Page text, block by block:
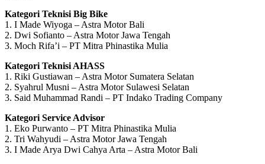
Kategori Teknisi Big Bike
1. I Made Wiyoga – Astra Motor Bali
2. Dwi Sofianto – Astra Motor Jawa Tengah
3. Moch Rifa’i – PT Mitra Phinastika Mulia
Kategori Teknisi AHASS
1. Riki Gustiawan – Astra Motor Sumatera Selatan
2. Syahrul Musni – Astra Motor Sulawesi Selatan
3. Said Muhammad Randi – PT Indako Trading Company
Kategori Service Advisor
1. Eko Purwanto – PT Mitra Phinastika Mulia
2. Tri Wahyudi – Astra Motor Jawa Tengah
3. I Made Arya Dwi Cahya Arta – Astra Motor Bali